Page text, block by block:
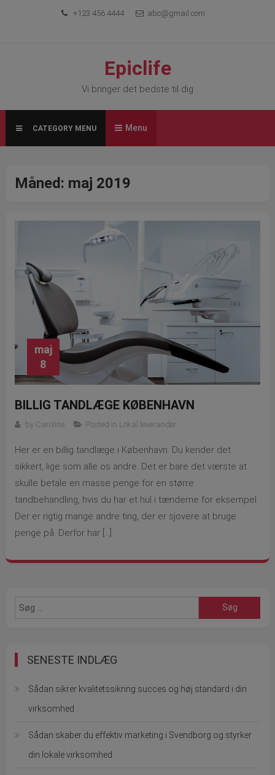
+123 456 4444 abc@gmail.com
Epiclife
Vi bringer det bedste til dig
CATEGORY MENU Menu
Måned: maj 2019
maj
8
BILLIG TANDLÆGE KØBENHAVN
by Caroline Posted in Lokal leverandør
Her er en billig tandlæge i København. Du kender det
sikkert, lige som alle os andre. Det er bare det værste at
skulle betale en masse penge for en større
tandbehandling, hvis du har et hul i tænderne for eksempel.
Der er rigtig mange andre ting, der er sjovere at bruge
penge på. Derfor har […]
efter:
SENESTE INDLÆG
Sådan sikrer kvalitetssikring succes og høj standard i din
virksomhed
Sådan skaber du effektiv marketing i Svendborg og styrker
din lokale virksomhed